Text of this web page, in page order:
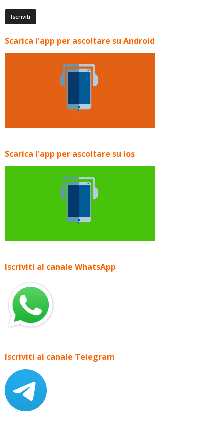
Scarica l'app per ascoltare su Android
Scarica l'app per ascoltare su Ios
Iscriviti al canale WhatsApp
Iscriviti al canale Telegram